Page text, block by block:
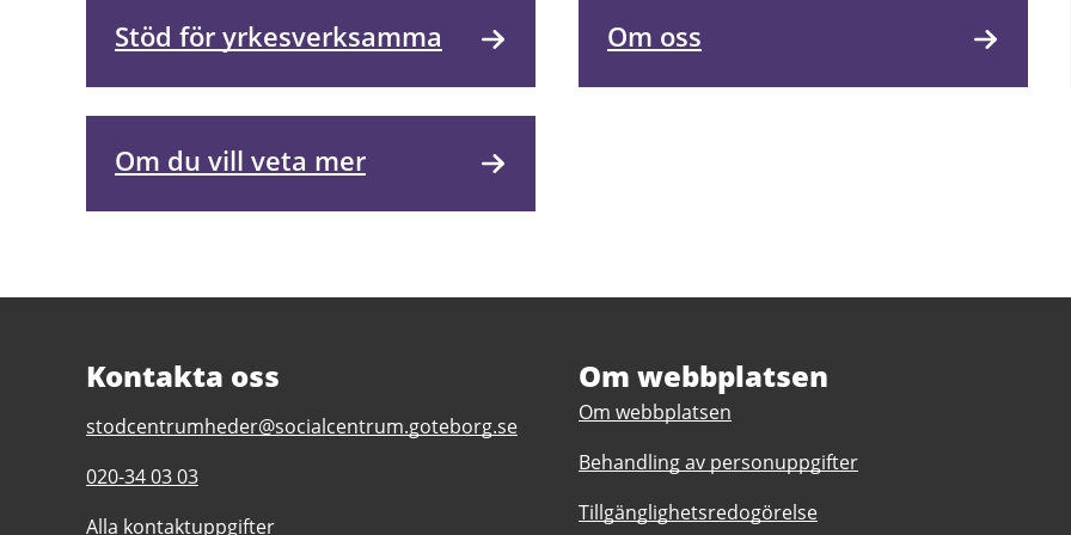
Stöd för yrkesverksamma Om oss
Om du vill veta mer
Kontakta oss
E-
till
Regionalt
stodcentrumheder@socialcentrum.goteborg.se
Telefonnummer
020-34 03 03
Alla kontaktuppgifter
Om webbplatsen
Om webbplatsen
Behandling av personuppgifter
Tillgänglighetsredogörelse